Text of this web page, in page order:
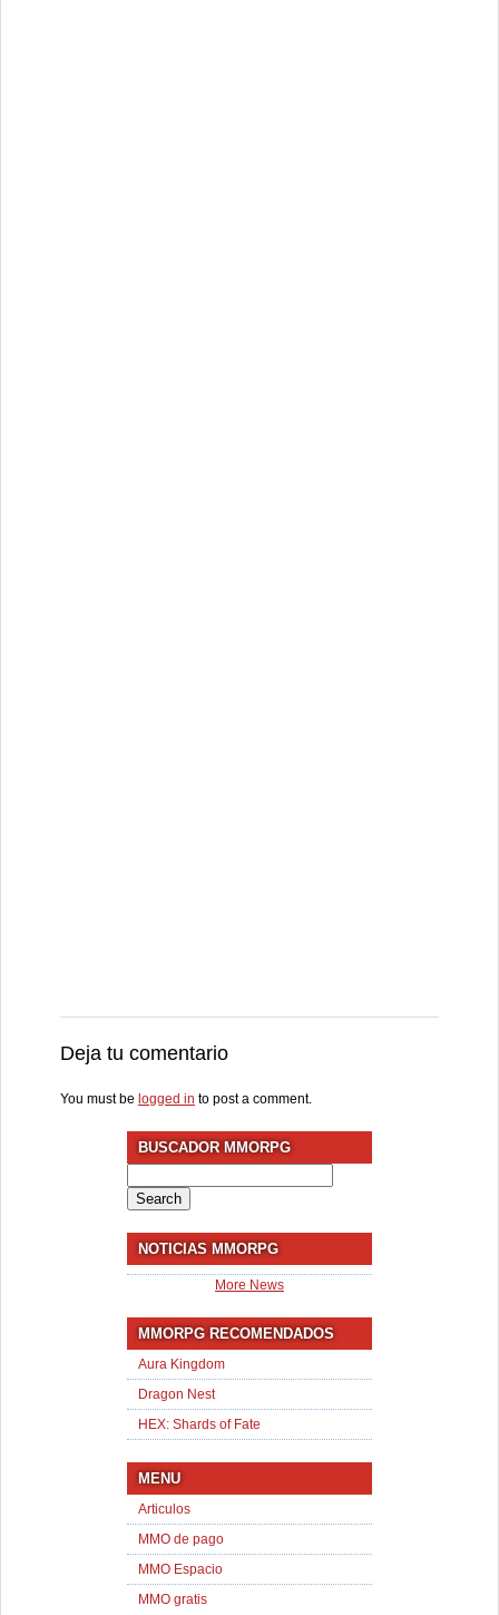
Deja tu comentario
You must be logged in to post a comment.
BUSCADOR MMORPG
for:
NOTICIAS MMORPG
More News
MMORPG RECOMENDADOS
Aura Kingdom
Dragon Nest
HEX: Shards of Fate
MENU
Articulos
MMO de pago
MMO Espacio
MMO gratis